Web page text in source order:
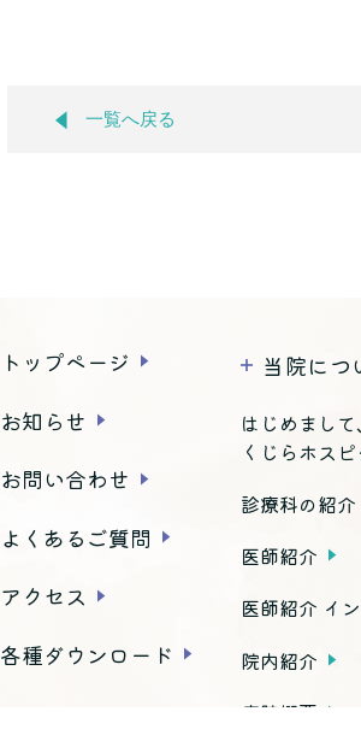
一覧へ戻る
トップページ
お知らせ
お問い合わせ
よくあるご質問
アクセス
各種ダウンロード
当院につ
はじめまして、
くじらホス
診療科の紹介
医師紹介
医師紹介 イ
院内紹介
病院概要